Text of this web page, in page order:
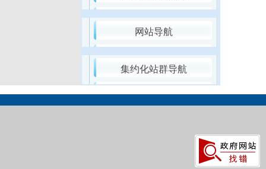
网站导航
集约化站群导航